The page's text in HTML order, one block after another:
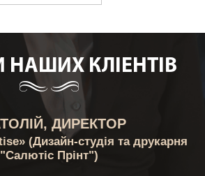
НАШИХ КЛIЕНТIВ
ДИРЕКТОР
(Дизайн-студія та друкарня
"Салютіс Прінт")